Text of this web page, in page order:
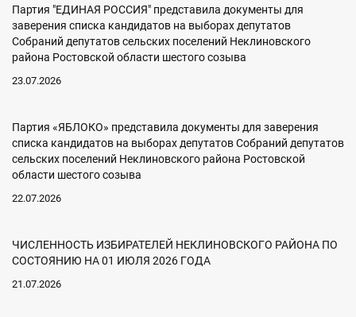
Партия "ЕДИНАЯ РОССИЯ" представила документы для
заверения списка кандидатов на выборах депутатов
Собраний депутатов сельских поселений Неклиновского
района Ростовской области шестого созыва
23.07.2026
Партия «ЯБЛОКО» представила документы для заверения
списка кандидатов на выборах депутатов Собраний депутатов
сельских поселений Неклиновского района Ростовской
области шестого созыва
22.07.2026
ЧИСЛЕННОСТЬ ИЗБИРАТЕЛЕЙ НЕКЛИНОВСКОГО РАЙОНА ПО
СОСТОЯНИЮ НА 01 ИЮЛЯ 2026 ГОДА
21.07.2026